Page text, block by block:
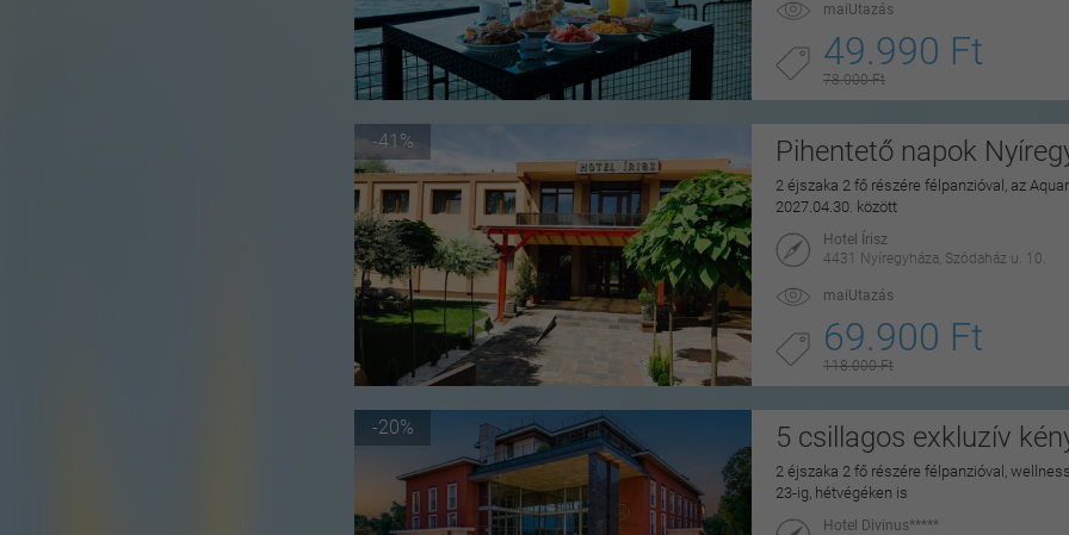
maiUtazás
49.990 Ft
78.000 Ft
-41% Pihentető napok
2 éjszaka 2 fő részére félpanzióval, az
2027.04.30. között
Hotel Írisz
4431 Nyíregyháza, Szódaház u. 10.
maiUtazás
69.900 Ft
118.000 Ft
-20% 5 csillagos exkluzív
2 éjszaka 2 fő részére félpanzióval,
23-ig, hétvégéken is
Hotel Divinus*****